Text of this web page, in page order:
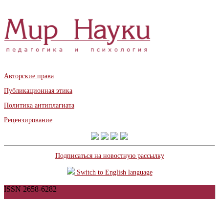
Авторские права
Публикационная этика
Политика антиплагиата
Рецензирование
Подписаться на новостную рассылку
Switch to English language
ISSN 2658-6282